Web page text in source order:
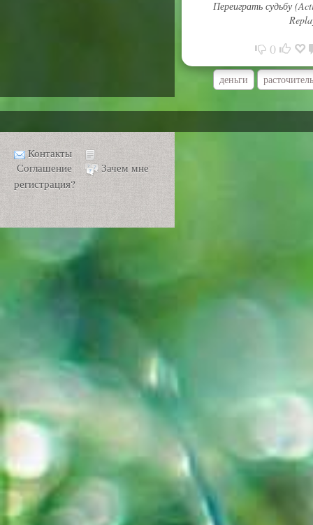
Переиграть судьбу
0
деньги
Контакты
Соглашение
Зачем мне
регистрация?